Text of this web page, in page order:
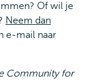
Of wil je
Neem dan
e-mail naar
Community for